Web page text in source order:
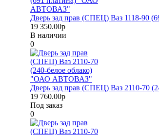
Дверь зад прав (СПЕЦ) Ваз 1118-
19 350.00р
В наличии
0
Дверь зад прав (СПЕЦ) Ваз 2110-70
19 760.00р
Под заказ
0